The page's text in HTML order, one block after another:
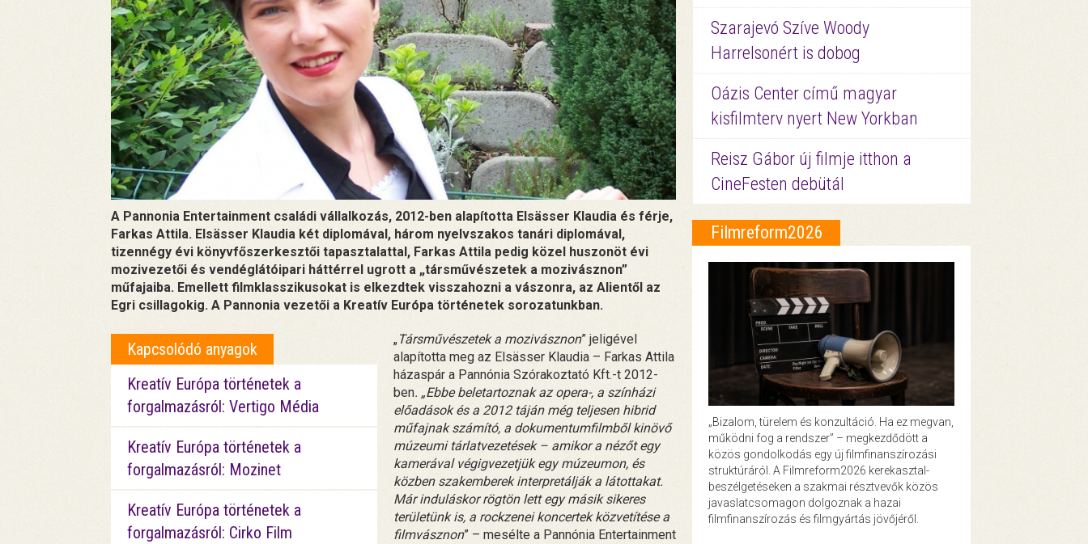
A Pannonia Entertainment családi vállalkozás, 2012-ben alapította Elsässer Klaudia és férje,
Farkas Attila. Elsässer Klaudia két diplomával, három nyelvszakos tanári diplomával,
tizennégy évi könyvfőszerkesztői tapasztalattal, Farkas Attila pedig közel huszonöt évi
mozivezetői és vendéglátóipari háttérrel ugrott a „társművészetek a mozivásznon”
műfajaiba. Emellett filmklasszikusokat is elkezdtek visszahozni a vászonra, az Alientől az
Egri csillagokig. A Pannonia vezetői a Kreatív Európa történetek sorozatunkban.
Kapcsolódó anyagok
Kreatív Európa történetek a
forgalmazásról: Vertigo Média
Kreatív Európa történetek a
forgalmazásról: Mozinet
Kreatív Európa történetek a
forgalmazásról: Cirko Film
„Társművészetek a mozivásznon” jeligével
alapította meg az Elsässer Klaudia – Farkas Attila
házaspár a Pannónia Szórakoztató Kft.-t 2012-
ben. „Ebbe beletartoznak az opera-, a színházi
előadások és a 2012 táján még teljesen hibrid
műfajnak számító, a dokumentumfilmből kinövő
múzeumi tárlatvezetések – amikor a nézőt egy
kamerával végigvezetjük egy múzeumon, és
közben szakemberek interpretálják a látottakat.
Már induláskor rögtön lett egy másik sikeres
területünk is, a rockzenei koncertek közvetítése a
filmvásznon” – mesélte a Pannónia Entertainment
Szarajevó Szíve Woody
Harrelsonért is dobog
Oázis Center című magyar
kisfilmterv nyert New Yorkban
Reisz Gábor új filmje itthon a
CineFesten debütál
Filmreform2026
„Bizalom, türelem és konzultáció. Ha ez megvan,
működni fog a rendszer” – megkezdődött a
közös gondolkodás egy új filmfinanszírozási
struktúráról. A Filmreform2026 kerekasztal-
beszélgetéseken a szakmai résztvevők közös
javaslatcsomagon dolgoznak a hazai
filmfinanszírozás és filmgyártás jövőjéről.